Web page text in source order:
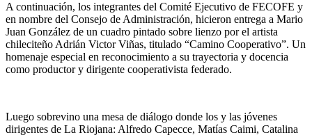
A continuación, los integrantes del Comité Ejecutivo de FECOFE y
en nombre del Consejo de Administración, hicieron entrega a Mario
Juan González de un cuadro pintado sobre lienzo por el artista
chileciteño Adrián Victor Viñas, titulado “Camino Cooperativo”. Un
homenaje especial en reconocimiento a su trayectoria y docencia
como productor y dirigente cooperativista federado.
Luego sobrevino una mesa de diálogo donde los y las jóvenes
dirigentes de La Riojana: Alfredo Capecce, Matías Caimi, Catalina